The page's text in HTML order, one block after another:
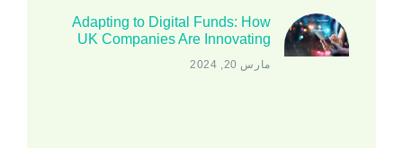
Adapting to Digital Funds: How
UK Companies Are Innovating
مارس 20, 2024